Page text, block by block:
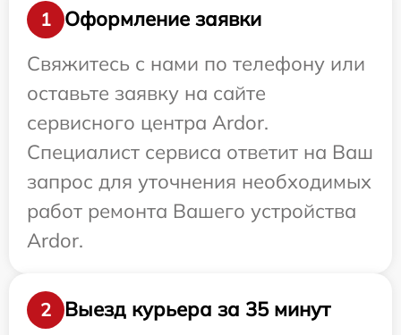
1
Оформление заявки
Свяжитесь с нами по телефону или
оставьте заявку на сайте
сервисного центра Ardor.
Специалист сервиса ответит на Ваш
запрос для уточнения необходимых
работ ремонта Вашего устройства
Ardor.
2
Выезд курьера за 35 минут